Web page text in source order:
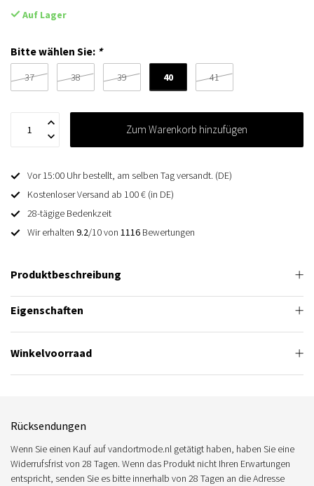
Auf Lager
Bitte wählen Sie: *
37 38 39 40 41
Zum Warenkorb hinzufügen
Vor 15:00 Uhr bestellt, am selben Tag versandt. (DE)
Kostenloser Versand ab 100 € (in DE)
28-tägige Bedenkzeit
Wir erhalten 9.2/10 von 1116 Bewertungen
Produktbeschreibung
Eigenschaften
Winkelvoorraad
Rücksendungen
Wenn Sie einen Kauf auf vandortmode.nl getätigt haben, haben Sie eine
Widerrufsfrist von 28 Tagen. Wenn das Produkt nicht Ihren Erwartungen
entspricht, senden Sie es bitte innerhalb von 28 Tagen an die Adresse